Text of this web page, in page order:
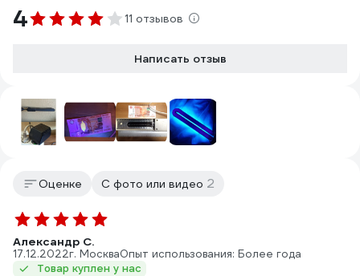
4 11 отзывов
Написать отзыв
Оценке С фото или видео 2
Александр С.
17.12.2022г. МоскваОпыт использования: Более года
Товар куплен у нас